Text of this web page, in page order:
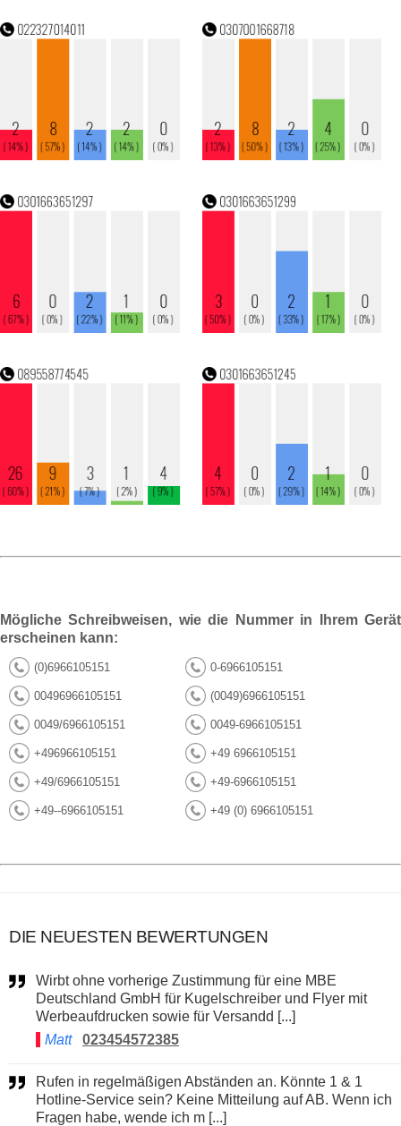
Mögliche Schreibweisen, wie die Nummer in Ihrem Gerät
erscheinen kann:
(0)6966105151 0-6966105151
00496966105151 (0049)6966105151
0049/6966105151 0049-6966105151
+496966105151 +49 6966105151
+49/6966105151 +49-6966105151
+49--6966105151 +49 (0) 6966105151
DIE NEUESTEN BEWERTUNGEN
Wirbt ohne vorherige Zustimmung für eine MBE
Deutschland GmbH für Kugelschreiber und Flyer mit
Werbeaufdrucken sowie für Versandd [...]
Matt
023454572385
Rufen in regelmäßigen Abständen an. Könnte 1 & 1
Hotline-Service sein? Keine Mitteilung auf AB. Wenn ich
Fragen habe, wende ich m [...]